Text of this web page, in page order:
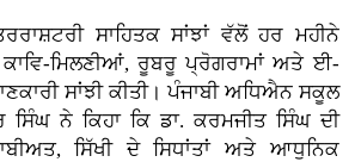
ਸਾਹਿਤਕ ਸਾਂਝਾਂ ਵੱਲੋਂ ਹਰ ਮਹੀਨੇ
ਮਿਲਣੀਆਂ, ਰੂਬਰੂ ਪ੍ਰੋਗਰਾਮਾਂ ਅਤੇ ਈ-
ਸਾਂਝੀ ਕੀਤੀ। ਪੰਜਾਬੀ ਅਧਿਐਨ ਸਕੂਲ
ਸਿੰਘ ਨੇ ਕਿਹਾ ਕਿ ਡਾ. ਕਰਮਜੀਤ ਸਿੰਘ ਦੀ
ਸਿੱਖੀ ਦੇ ਸਿਧਾਂਤਾਂ ਅਤੇ ਆਧੁਨਿਕ